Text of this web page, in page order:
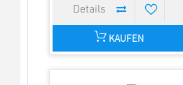
KAUFEN